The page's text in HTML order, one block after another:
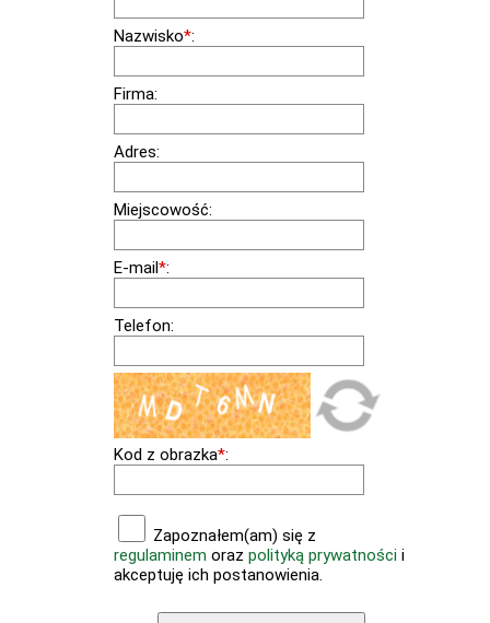
Nazwisko*:
Firma:
Adres:
Miejscowość:
E-mail*:
Telefon:
Kod z obrazka*:
Zapoznałem(am) się z
regulaminem oraz polityką prywatności i
akceptuję ich postanowienia.